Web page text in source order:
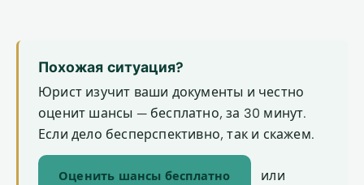
Похожая ситуация?
Юрист изучит ваши документы и честно
оценит шансы — бесплатно, за 30 минут.
Если дело бесперспективно, так и скажем.
Оценить шансы бесплатно или